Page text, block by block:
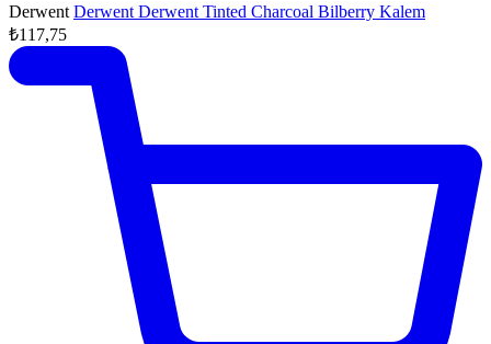
Derwent Derwent Derwent Tinted Charcoal Bilberry Kalem
₺117,75